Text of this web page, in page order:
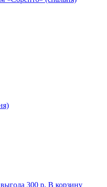
300 р. В корзину